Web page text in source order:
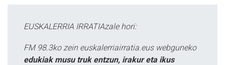
EUSKALERRIA IRRATIAzale hori:
FM 98.3ko zein euskalerriairratia.eus webguneko
edukiak musu truk entzun, irakur eta ikus